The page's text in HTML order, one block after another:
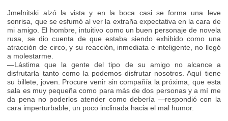
Jmelnitski alzó la vista y en la boca casi se forma una leve
sonrisa, que se esfumó al ver la extraña expectativa en la cara de
mi amigo. El hombre, intuitivo como un buen personaje de novela
rusa, se dio cuenta de que estaba siendo exhibido como una
atracción de circo, y su reacción, inmediata e inteligente, no llegó
a molestarme.
—Lástima que la gente del tipo de su amigo no alcance a
disfrutarla tanto como la podemos disfrutar nosotros. Aquí tiene
su billete, joven. Procure venir sin compañía la próxima, que esta
sala es muy pequeña como para más de dos personas y a mí me
da pena no poderlos atender como debería —respondió con la
cara imperturbable, un poco inclinada hacia el mal humor.